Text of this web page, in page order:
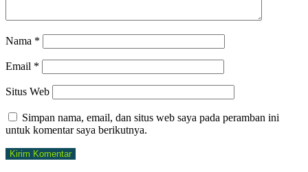
Nama *
Email *
Situs Web
Simpan nama, email, dan situs web saya pada peramban ini
untuk komentar saya berikutnya.